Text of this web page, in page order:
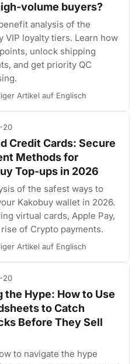
volume buyers?
analysis of the
VIP loyalty tiers. Learn how
unlock shipping
and get priority QC
Artikel auf Englisch
20
Credit Cards: Secure
Methods for
Top-ups in 2026
of the safest ways to
Kakobuy wallet in 2026.
virtual cards, Apple Pay,
of Crypto payments.
Artikel auf Englisch
20
the Hype: How to Use
to Catch
Before They Sell
to navigate the hype